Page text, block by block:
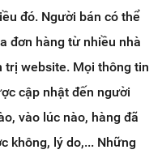
đó. Người bán có thể
đơn hàng từ nhiều nhà
trị website. Mọi thông tin
cập nhật đến người
vào lúc nào, hàng đã
không, lý do,... Những